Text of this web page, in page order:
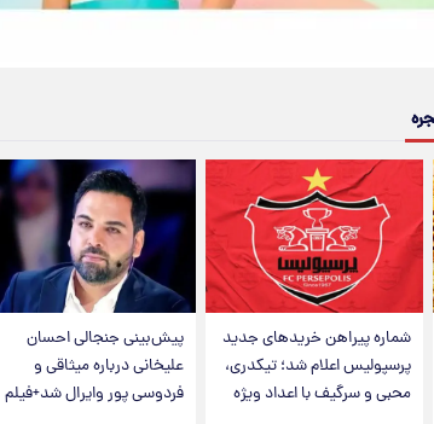
شماره پیراهن خریدهای جدید
پرسپولیس اعلام شد؛ تیکدری،
محبی و سرگیف با اعداد ویژه
پیش‌بینی جنجالی احسان
علیخانی درباره میثاقی و
فردوسی پور وایرال شد+فیلم